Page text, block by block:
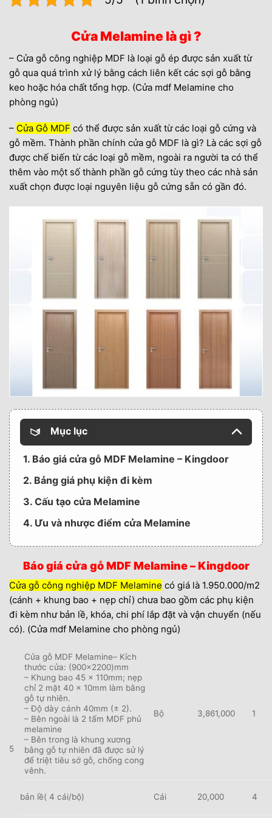
Cửa Melamine là gì ?
– Cửa gỗ công nghiệp MDF là loại gỗ ép được sản xuất từ
gỗ qua quá trình xử lý bằng cách liên kết các sợi gỗ bằng
keo hoặc hóa chất tổng hợp. (Cửa mdf Melamine cho
phòng ngủ)
– Cửa Gỗ MDF có thể được sản xuất từ các loại gỗ cứng và
gỗ mềm. Thành phần chính cửa gỗ MDF là gì? Là các sợi gỗ
được chế biến từ các loại gỗ mềm, ngoài ra người ta có thể
thêm vào một số thành phần gỗ cứng tùy theo các nhà sản
xuất chọn được loại nguyên liệu gỗ cứng sẵn có gần đó.
Mục lục
1. Báo giá cửa gỗ MDF Melamine – Kingdoor
2. Bảng giá phụ kiện đi kèm
3. Cấu tạo cửa Melamine
4. Ưu và nhược điểm cửa Melamine
Báo giá cửa gỗ MDF Melamine – Kingdoor
Cửa gỗ công nghiệp MDF Melamine có giá là 1.950.000/m2
(cánh + khung bao + nẹp chỉ) chưa bao gồm các phụ kiện
đi kèm như bản lề, khóa, chi phí lắp đặt và vận chuyển (nếu
có). (Cửa mdf Melamine cho phòng ngủ)
5
Cửa gỗ MDF Melamine– Kích
thước cửa: (900×2200)mm
– Khung bao 45 x 110mm; nẹp
chỉ 2 mặt 40 x 10mm làm bằng
gỗ tự nhiên.
– Độ dày cánh 40mm (± 2).
– Bên ngoài là 2 tấm MDF phủ
melamine
– Bên trong là khung xương
bằng gỗ tự nhiên đã được sử lý
để triệt tiêu sớ gỗ, chống cong
vênh.
Bộ 3,861,000 1
bản lề( 4 cái/bộ) Cái 20,000 4